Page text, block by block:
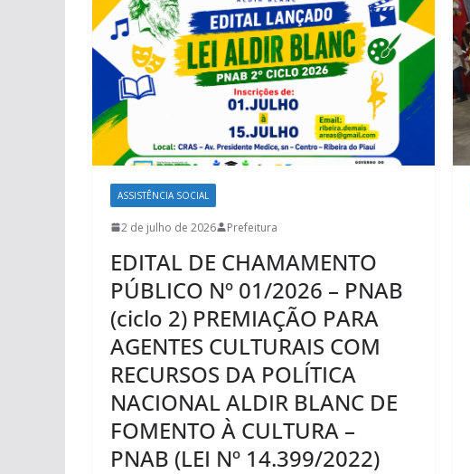
ASSISTÊNCIA SOCIAL
2 de julho de 2026 Prefeitura
EDITAL DE CHAMAMENTO
PÚBLICO Nº 01/2026 – PNAB
(ciclo 2) PREMIAÇÃO PARA
AGENTES CULTURAIS COM
RECURSOS DA POLÍTICA
NACIONAL ALDIR BLANC DE
FOMENTO À CULTURA –
PNAB (LEI Nº 14.399/2022)